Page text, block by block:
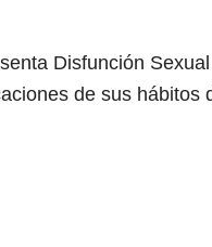
Disfunción
de sus